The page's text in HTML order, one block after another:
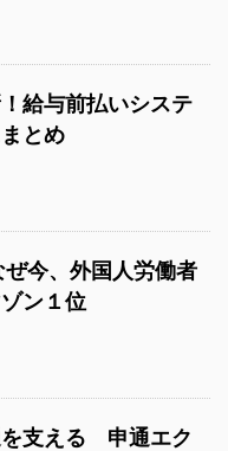
給与前払いシステ
とめ
今、外国人労働者
ン１位
を支える 申通エク